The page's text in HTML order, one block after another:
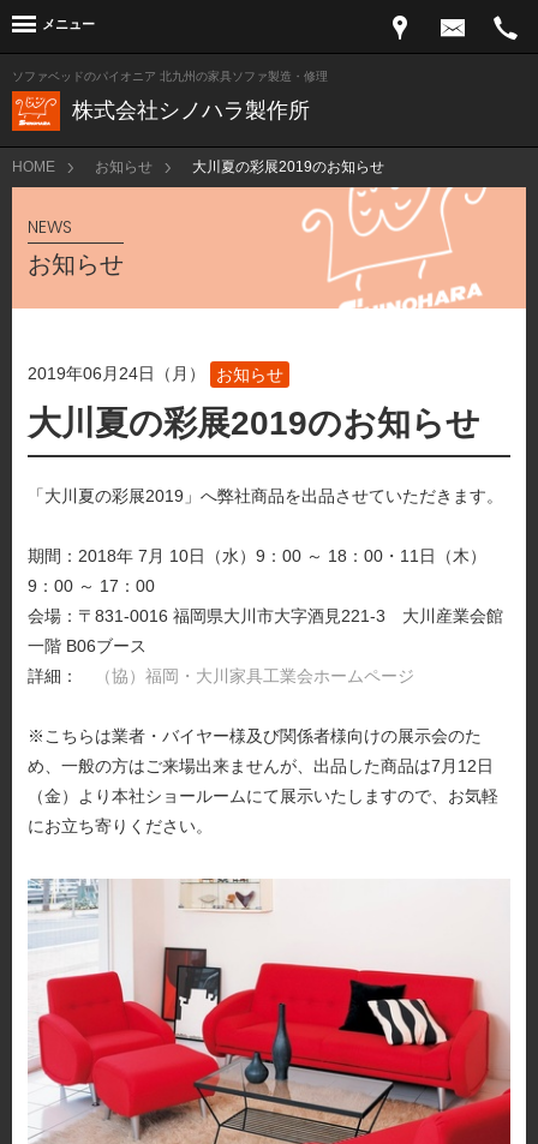
株式会社シノハラ製作所
ソファベッドのパイオニア 北九州の家具ソファ製造・修理
メニュー
HOME お知らせ 大川夏の彩展2019のお知らせ
NEWS
お知らせ
2019年06月24日（月） お知らせ
大川夏の彩展2019のお知らせ
「大川夏の彩展2019」へ弊社商品を出品させていただきます。
期間：2018年 7月 10日（水）9：00 ～ 18：00・11日（木）
9：00 ～ 17：00
会場：〒831-0016 福岡県大川市大字酒見221-3 大川産業会館
一階 B06ブース
詳細：
（協）福岡・大川家具工業会ホームページ
※こちらは業者・バイヤー様及び関係者様向けの展示会のた
め、一般の方はご来場出来ませんが、出品した商品は7月12日
（金）より本社ショールームにて展示いたしますので、お気軽
にお立ち寄りください。